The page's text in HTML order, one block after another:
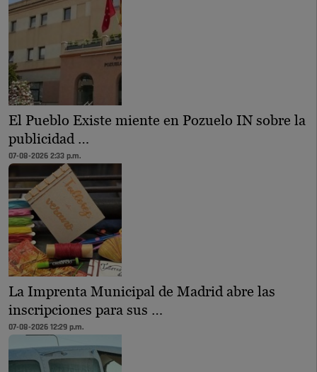
El Pueblo Existe miente en Pozuelo IN sobre la
publicidad …
07-08-2026 2:33 p.m.
La Imprenta Municipal de Madrid abre las
inscripciones para sus …
07-08-2026 12:29 p.m.